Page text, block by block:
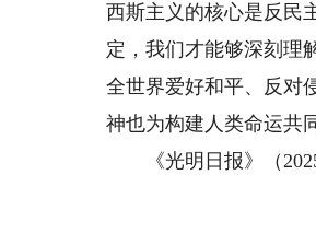
西斯主义的核心是反民
定，我们才能够深刻理
全世界爱好和平、反对
神也为构建人类命运共
《光明日报》（2025